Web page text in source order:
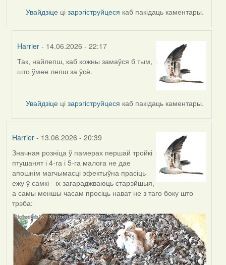
Увайдзіце цізарэгіструйцеся каб пакідаць каментары.
Harrier - 14.06.2026 - 22:17
In
reply
Alla
V
Так, найлепш, каб кожны замаўся б тым,
што ўмее лепш за ўсё.
Увайдзіце цізарэгіструйцеся каб пакідаць каментары.
Harrier- 13.06.2026 - 20:39
Значная розніца ў памерах першай тройкі
птушанят і 4-га і 5-га малога не дае
апошнім магчымасці эфектыўна прасіць
ежу ў самкі - іх загараджваюць старэйшыя,
а самы меншы часам просіць нават не з таго боку што
трэба: